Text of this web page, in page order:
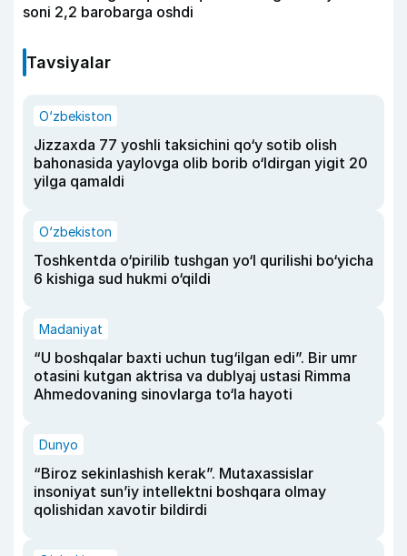
soni 2,2 barobarga oshdi
Tavsiyalar
O‘zbekiston
Jizzaxda 77 yoshli taksichini qo‘y sotib olish
bahonasida yaylovga olib borib o‘ldirgan yigit 20
yilga qamaldi
O‘zbekiston
Toshkentda o‘pirilib tushgan yo‘l qurilishi bo‘yicha
6 kishiga sud hukmi o‘qildi
Madaniyat
“U boshqalar baxti uchun tug‘ilgan edi”. Bir umr
otasini kutgan aktrisa va dublyaj ustasi Rimma
Ahmedovaning sinovlarga to‘la hayoti
Dunyo
“Biroz sekinlashish kerak”. Mutaxassislar
insoniyat sun’iy intellektni boshqara olmay
qolishidan xavotir bildirdi